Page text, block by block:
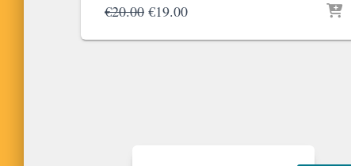
€20.00 Il
originale
€19.00Il
attuale